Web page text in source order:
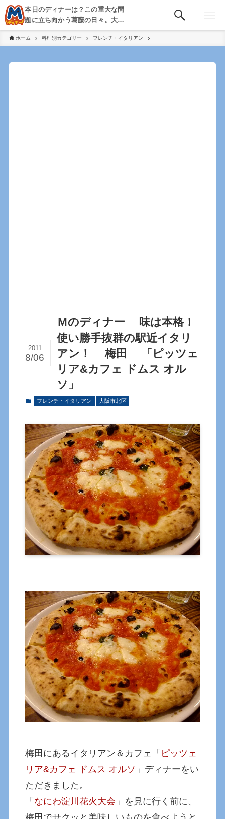
本日のディナーは？この重大な問
題に立ち向かう葛藤の日々。大
阪・京都・神戸を中心とした食べ
歩き、飲み歩きを綴る。
ホーム 料理別カテゴリー フレンチ・イタリアン
Ｍのディナー 味は本格！
使い勝手抜群の駅近イタリ
アン！ 梅田 「ピッツェ
リア&カフェ ドムス オル
ソ」
2011
8/06
フレンチ・イタリアン 大阪市北区
梅田にあるイタリアン＆カフェ「 ピッツェ
リア&カフェ ドムス オルソ 」ディナーをい
ただきました。
「 なにわ淀川花火大会 」を見に行く前に、